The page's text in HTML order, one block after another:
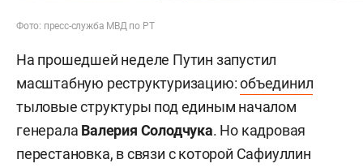
Фото: пресс-служба МВД по РТ
На прошедшей неделе Путин запустил
масштабную реструктуризацию:объединил
тыловые структуры под единым началом
генерала Валерия Солодчука. Но кадровая
перестановка, в связи с которой Сафиуллин